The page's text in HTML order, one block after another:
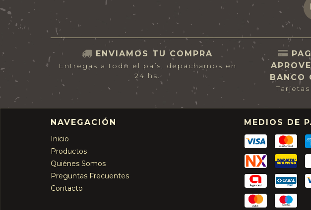
ENVIAMOS TU COMPRA
Entregas a todo el país, depachamos en
24 hs.
BANCO
NAVEGACIÓN
Inicio
Productos
Quiénes Somos
Preguntas Frecuentes
Contacto
MEDIOS DE